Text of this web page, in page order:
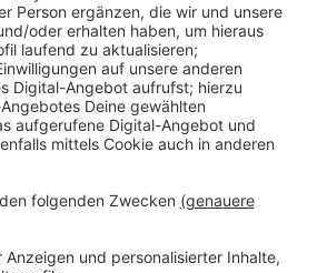
von den Wänden und verstopften mit
erstmal alles wieder in Stand setzen.
am vergangenen Wochenende